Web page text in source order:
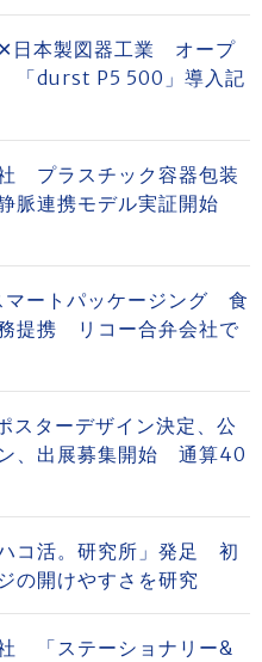
日本製図器工業 オープ
「durst P5 500」導入記
プラスチック容器包装
脈連携モデル実証開始
マートパッケージング 食
提携 リコー合弁会社で
スターデザイン決定、公
、出展募集開始 通算40
コ活。研究所」発足 初
の開けやすさを研究
「ステーショナリー&